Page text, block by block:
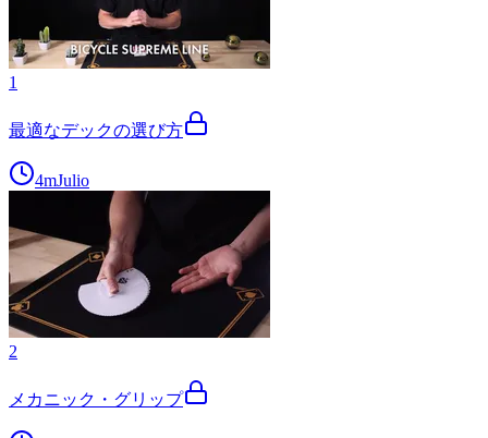
1
最適なデックの選び方
4mJulio
2
メカニック・グリップ